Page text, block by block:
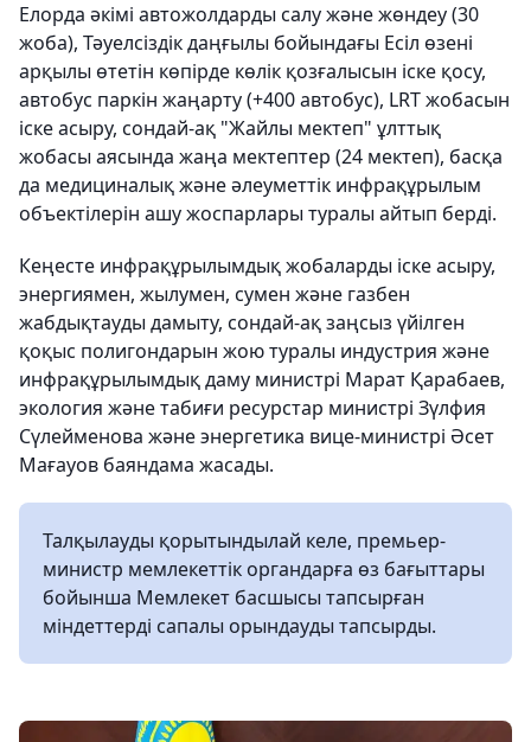
Елорда әкімі автожолдарды салу және жөндеу (30
жоба), Тәуелсіздік даңғылы бойындағы Есіл өзені
арқылы өтетін көпірде көлік қозғалысын іске қосу,
автобус паркін жаңарту (+400 автобус), LRT жобасын
іске асыру, сондай-ақ "Жайлы мектеп" ұлттық
жобасы аясында жаңа мектептер (24 мектеп), басқа
да медициналық және әлеуметтік инфрақұрылым
объектілерін ашу жоспарлары туралы айтып берді.
Кеңесте инфрақұрылымдық жобаларды іске асыру,
энергиямен, жылумен, сумен және газбен
жабдықтауды дамыту, сондай-ақ заңсыз үйілген
қоқыс полигондарын жою туралы индустрия және
инфрақұрылымдық даму министрі Марат Қарабаев,
экология және табиғи ресурстар министрі Зүлфия
Сүлейменова және энергетика вице-министрі Әсет
Мағауов баяндама жасады.
Талқылауды қорытындылай келе, премьер-
министр мемлекеттік органдарға өз бағыттары
бойынша Мемлекет басшысы тапсырған
міндеттерді сапалы орындауды тапсырды.